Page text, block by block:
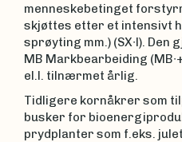
menneskebetinget
skjøttes etter et intensivt
sprøyting mm.) (SX∙l).
MB Markbearbeiding
el.l. tilnærmet årlig.
Tidligere kornåkrer som
busker for
prydplanter som f.eks.